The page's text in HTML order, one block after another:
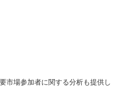
市場参加者に関する分析も提供し